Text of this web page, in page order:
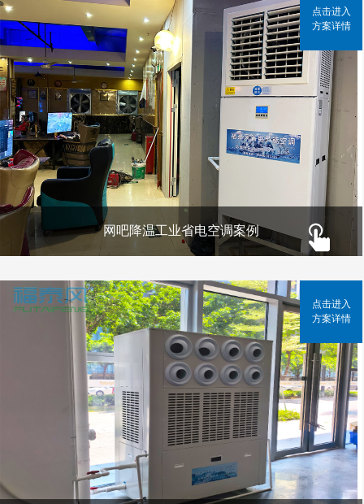
网吧降温工业省电空调案例
点击进入
方案详情
点击进入
方案详情